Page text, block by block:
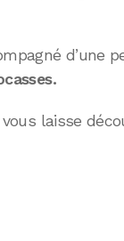
d’une
laisse